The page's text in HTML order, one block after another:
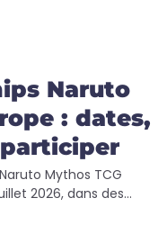
Naruto
: dates,
Mythos TCG
2026, dans des...